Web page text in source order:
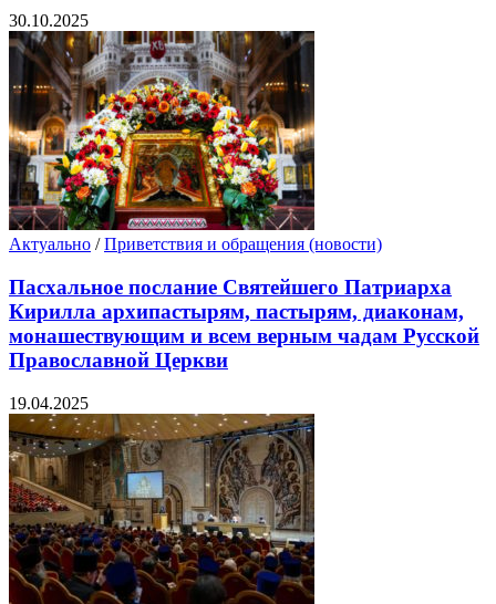
30.10.2025
Актуально /Приветствия и обращения (новости)
Пасхальное послание Святейшего Патриарха
Кирилла архипастырям, пастырям, диаконам,
монашествующим и всем верным чадам Русской
Православной Церкви
19.04.2025